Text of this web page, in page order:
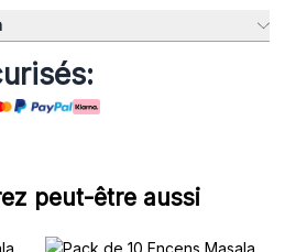
peut-être aussi